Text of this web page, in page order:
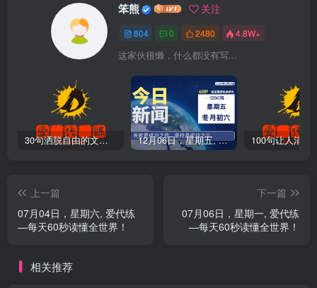
笨熊 关注
804 0 2480 4.8W+
这家伙很懒，什么都没有写...
30句洒脱自由的文案短句 12月06日，星期五, 爱代练—每天60秒读懂全世界！
上一篇
07月04日，星期六, 爱代练
—每天60秒读懂全世界！
下一篇
07月06日，星期一, 爱代练
—每天60秒读懂全世界！
相关推荐